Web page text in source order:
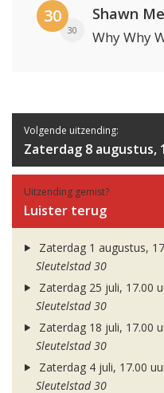
30
30
Shawn
Why Why
Volgende uitzending:
Zaterdag 8 augustus,
Uitzending gemist?
Luister terug
Zaterdag 1 augustus,
Sleutelstad 30
Zaterdag 25 juli, 17.00
Sleutelstad 30
Zaterdag 18 juli, 17.00
Sleutelstad 30
Zaterdag 4 juli, 17.00
Sleutelstad 30